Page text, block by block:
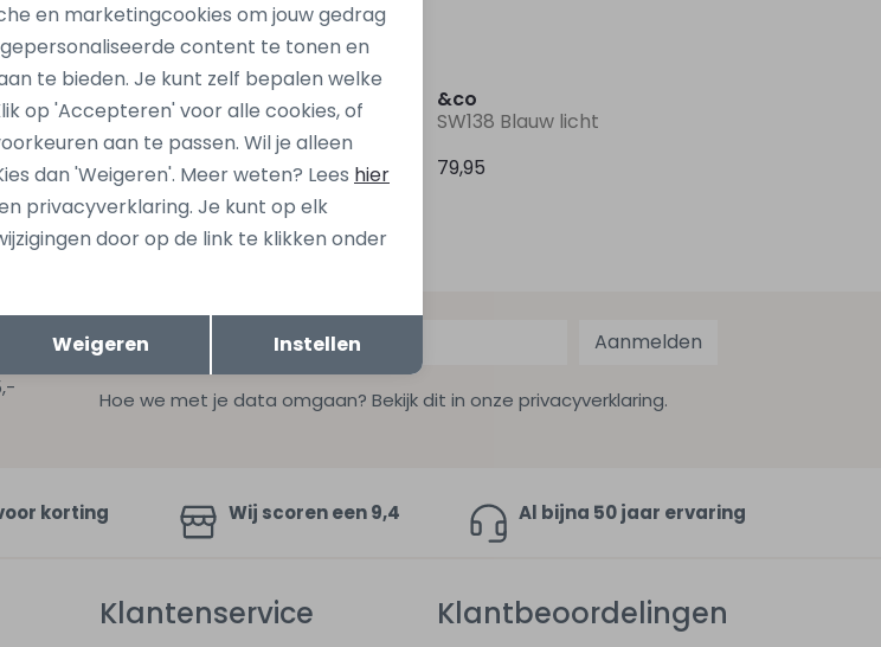
Nieuw Nieuw
Jacqueline de Yong
15379684 Bruin midden
34,99
&co
SW138 Blauw licht
79,95
Aanmelden
Hoe we met je data omgaan? Bekijk dit in onze privacyverklaring.
korting Wij scoren een 9,4 Al bijna 50 jaar ervaring
Klantenservice Klantbeoordelingen
Opslaan
en marketingcookies om jouw gedrag
content te tonen en
te bieden. Je kunt zelf bepalen welke
op 'Accepteren' voor alle cookies, of
aan te passen. Wil je alleen
dan 'Weigeren'. Meer weten? Lees hier
privacyverklaring. Je kunt op elk
door op de link te klikken onder
Weigeren Instellen